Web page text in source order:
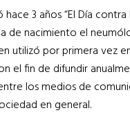
hace 3 años “El Día contra
de nacimiento el
utilizó por primera vez
el fin de difundir
los medios de
en general.